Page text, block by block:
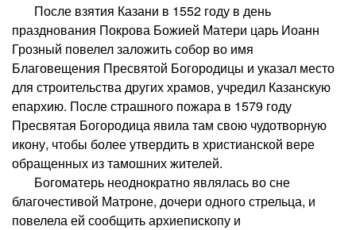
После взятия Казани в 1552 году в день
празднования Покрова Божией Матери царь Иоанн
Грозный повелел заложить собор во имя
Благовещения Пресвятой Богородицы и указал место
для строительства других храмов, учредил Казанскую
епархию. После страшного пожара в 1579 году
Пресвятая Богородица явила там свою чудотворную
икону, чтобы более утвердить в христианской вере
обращенных из тамошних жителей.
Богоматерь неоднократно являлась во сне
благочестивой Матроне, дочери одного стрельца, и
повелела ей сообщить архиепископу и